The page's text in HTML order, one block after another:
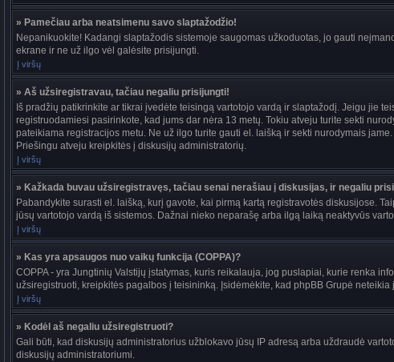
» Pamečiau arba neatsimenu savo slaptažodžio!
Nepanikuokite! Kadangi slaptažodis sistemoje saugomas užkoduotas, jo gauti
ekrane ir ne už ilgo vėl galėsite prisijungti.
Į viršų
» Aš užsiregistravau, tačiau negaliu prisijungti!
Iš pradžių patikrinkite ar tikrai įvedėte teisingą vartotojo vardą ir slaptažodį. Jeigu jie
registruodamiesi pasirinkote, kad jums dar nėra 13 metų. Tokiu atveju turite sekti
pateikiama registracijos metu. Ne už ilgo turite gauti el. laišką ir sekti nurodymais
Priešingu atveju kreipkitės į diskusijų administratorių.
Į viršų
» Kažkada buvau užsiregistravęs, tačiau senai nerašiau į diskusijas, ir negaliu
Pabandykite surasti el. laišką, kurį gavote, kai pirmą kartą registravotės diskusijose.
jūsų vartotojo vardą iš sistemos. Dažnai nieko neparašę arba ilgą laiką neaktyvūs
Į viršų
» Kas yra apsaugos nuo vaikų funkcija (COPPA)?
COPPA - yra Jungtinių Valstijų įstatymas, kuris reikalauja, jog puslapiai, kurie renka
užsiregistruoti, kreipkitės pagalbos į teisininką. Įsidėmėkite, kad phpBB Grupė
Į viršų
» Kodėl aš negaliu užsiregistruoti?
Gali būti, kad diskusijų administratorius užblokavo jūsų IP adresą arba uždraudė
diskusijų administratoriumi.